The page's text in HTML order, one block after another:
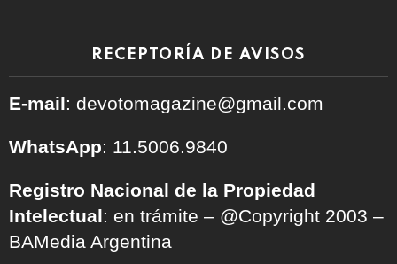
RECEPTORÍA DE AVISOS
E-mail: devotomagazine@gmail.com
WhatsApp: 11.5006.9840
Registro Nacional de la Propiedad
Intelectual: en trámite – @Copyright 2003 –
BAMedia Argentina